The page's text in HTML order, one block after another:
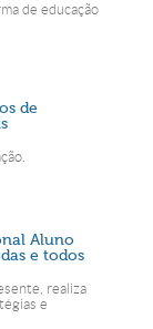
de educação
de
Aluno
e todos
realiza
e